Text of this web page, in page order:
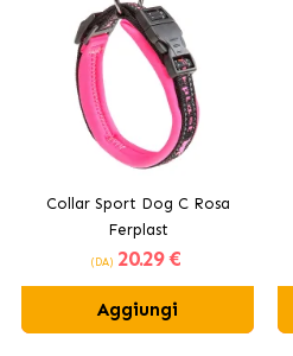
Collar Sport Dog C Rosa
Ferplast
(DA) 20.29 €
Aggiungi